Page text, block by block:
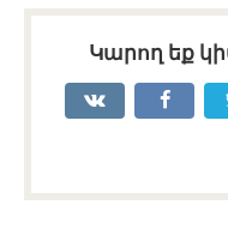
Կարող եք